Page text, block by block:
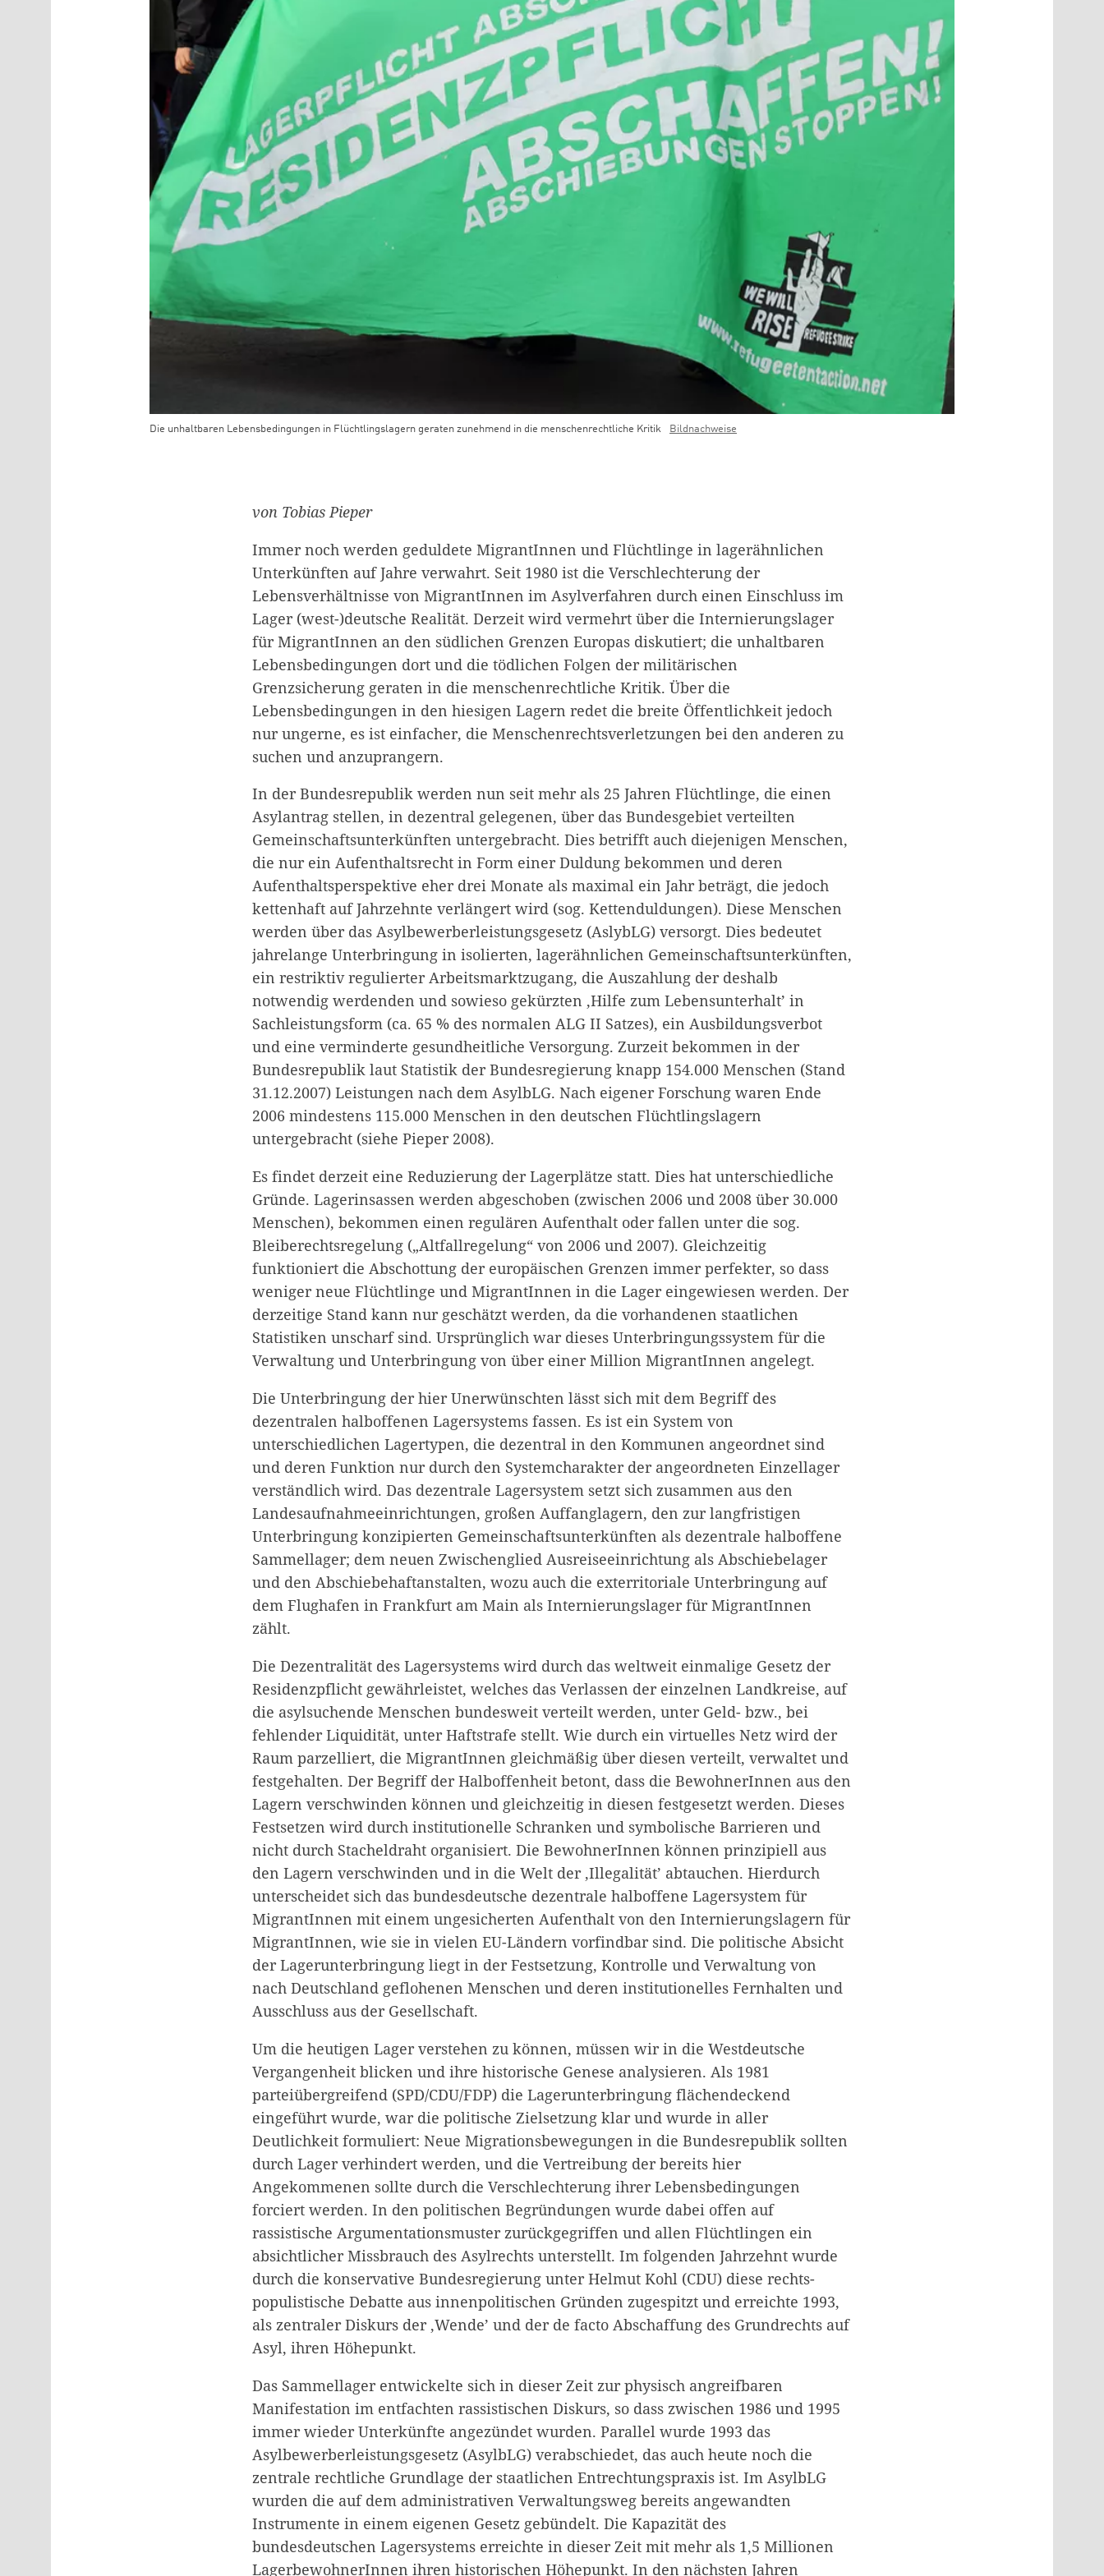
Die unhaltbaren Lebensbedingungen in Flüchtlingslagern geraten zunehmend in die menschenrechtliche Kritik Bildnachweise
von Tobias Pieper
Immer noch werden geduldete MigrantInnen und Flüchtlinge in lagerähnlichen
Unterkünften auf Jahre verwahrt. Seit 1980 ist die Verschlechterung der
Lebensverhältnisse von MigrantInnen im Asylverfahren durch einen Einschluss im
Lager (west-)deutsche Realität. Derzeit wird vermehrt über die Internierungslager
für MigrantInnen an den südlichen Grenzen Europas diskutiert; die unhaltbaren
Lebensbedingungen dort und die tödlichen Folgen der militärischen
Grenzsicherung geraten in die menschenrechtliche Kritik. Über die
Lebensbedingungen in den hiesigen Lagern redet die breite Öffentlichkeit jedoch
nur ungerne, es ist einfacher, die Menschenrechtsverletzungen bei den anderen zu
suchen und anzuprangern.
In der Bundesrepublik werden nun seit mehr als 25 Jahren Flüchtlinge, die einen
Asylantrag stellen, in dezentral gelegenen, über das Bundesgebiet verteilten
Gemeinschaftsunterkünften untergebracht. Dies betrifft auch diejenigen Menschen,
die nur ein Aufenthaltsrecht in Form einer Duldung bekommen und deren
Aufenthaltsperspektive eher drei Monate als maximal ein Jahr beträgt, die jedoch
kettenhaft auf Jahrzehnte verlängert wird (sog. Kettenduldungen). Diese Menschen
werden über das Asylbewerberleistungsgesetz (AslybLG) versorgt. Dies bedeutet
jahrelange Unterbringung in isolierten, lagerähnlichen Gemeinschaftsunterkünften,
ein restriktiv regulierter Arbeitsmarktzugang, die Auszahlung der deshalb
notwendig werdenden und sowieso gekürzten ‚Hilfe zum Lebensunterhalt’ in
Sachleistungsform (ca. 65 % des normalen ALG II Satzes), ein Ausbildungsverbot
und eine verminderte gesundheitliche Versorgung. Zurzeit bekommen in der
Bundesrepublik laut Statistik der Bundesregierung knapp 154.000 Menschen (Stand
31.12.2007) Leistungen nach dem AsylbLG. Nach eigener Forschung waren Ende
2006 mindestens 115.000 Menschen in den deutschen Flüchtlingslagern
untergebracht (siehe Pieper 2008).
Es findet derzeit eine Reduzierung der Lagerplätze statt. Dies hat unterschiedliche
Gründe. Lagerinsassen werden abgeschoben (zwischen 2006 und 2008 über 30.000
Menschen), bekommen einen regulären Aufenthalt oder fallen unter die sog.
Bleiberechtsregelung („Altfallregelung“ von 2006 und 2007). Gleichzeitig
funktioniert die Abschottung der europäischen Grenzen immer perfekter, so dass
weniger neue Flüchtlinge und MigrantInnen in die Lager eingewiesen werden. Der
derzeitige Stand kann nur geschätzt werden, da die vorhandenen staatlichen
Statistiken unscharf sind. Ursprünglich war dieses Unterbringungssystem für die
Verwaltung und Unterbringung von über einer Million MigrantInnen angelegt.
Die Unterbringung der hier Unerwünschten lässt sich mit dem Begriff des
dezentralen halboffenen Lagersystems fassen. Es ist ein System von
unterschiedlichen Lagertypen, die dezentral in den Kommunen angeordnet sind
und deren Funktion nur durch den Systemcharakter der angeordneten Einzellager
verständlich wird. Das dezentrale Lagersystem setzt sich zusammen aus den
Landesaufnahmeeinrichtungen, großen Auffanglagern, den zur langfristigen
Unterbringung konzipierten Gemeinschaftsunterkünften als dezentrale halboffene
Sammellager; dem neuen Zwischenglied Ausreiseeinrichtung als Abschiebelager
und den Abschiebehaftanstalten, wozu auch die exterritoriale Unterbringung auf
dem Flughafen in Frankfurt am Main als Internierungslager für MigrantInnen
zählt.
Die Dezentralität des Lagersystems wird durch das weltweit einmalige Gesetz der
Residenzpflicht gewährleistet, welches das Verlassen der einzelnen Landkreise, auf
die asylsuchende Menschen bundesweit verteilt werden, unter Geld- bzw., bei
fehlender Liquidität, unter Haftstrafe stellt. Wie durch ein virtuelles Netz wird der
Raum parzelliert, die MigrantInnen gleichmäßig über diesen verteilt, verwaltet und
festgehalten. Der Begriff der Halboffenheit betont, dass die BewohnerInnen aus den
Lagern verschwinden können und gleichzeitig in diesen festgesetzt werden. Dieses
Festsetzen wird durch institutionelle Schranken und symbolische Barrieren und
nicht durch Stacheldraht organisiert. Die BewohnerInnen können prinzipiell aus
den Lagern verschwinden und in die Welt der ‚Illegalität’ abtauchen. Hierdurch
unterscheidet sich das bundesdeutsche dezentrale halboffene Lagersystem für
MigrantInnen mit einem ungesicherten Aufenthalt von den Internierungslagern für
MigrantInnen, wie sie in vielen EU-Ländern vorfindbar sind. Die politische Absicht
der Lagerunterbringung liegt in der Festsetzung, Kontrolle und Verwaltung von
nach Deutschland geflohenen Menschen und deren institutionelles Fernhalten und
Ausschluss aus der Gesellschaft.
Um die heutigen Lager verstehen zu können, müssen wir in die Westdeutsche
Vergangenheit blicken und ihre historische Genese analysieren. Als 1981
parteiübergreifend (SPD/CDU/FDP) die Lagerunterbringung flächendeckend
eingeführt wurde, war die politische Zielsetzung klar und wurde in aller
Deutlichkeit formuliert: Neue Migrationsbewegungen in die Bundesrepublik sollten
durch Lager verhindert werden, und die Vertreibung der bereits hier
Angekommenen sollte durch die Verschlechterung ihrer Lebensbedingungen
forciert werden. In den politischen Begründungen wurde dabei offen auf
rassistische Argumentationsmuster zurückgegriffen und allen Flüchtlingen ein
absichtlicher Missbrauch des Asylrechts unterstellt. Im folgenden Jahrzehnt wurde
durch die konservative Bundesregierung unter Helmut Kohl (CDU) diese rechts-
populistische Debatte aus innenpolitischen Gründen zugespitzt und erreichte 1993,
als zentraler Diskurs der ‚Wende’ und der de facto Abschaffung des Grundrechts auf
Asyl, ihren Höhepunkt.
Das Sammellager entwickelte sich in dieser Zeit zur physisch angreifbaren
Manifestation im entfachten rassistischen Diskurs, so dass zwischen 1986 und 1995
immer wieder Unterkünfte angezündet wurden. Parallel wurde 1993 das
Asylbewerberleistungsgesetz (AsylbLG) verabschiedet, das auch heute noch die
zentrale rechtliche Grundlage der staatlichen Entrechtungspraxis ist. Im AsylbLG
wurden die auf dem administrativen Verwaltungsweg bereits angewandten
Instrumente in einem eigenen Gesetz gebündelt. Die Kapazität des
bundesdeutschen Lagersystems erreichte in dieser Zeit mit mehr als 1,5 Millionen
LagerbewohnerInnen ihren historischen Höhepunkt. In den nächsten Jahren